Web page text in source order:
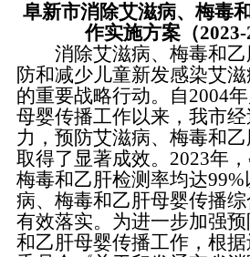
阜新市消除艾滋病、梅毒
作实施方案（2023-
消除艾滋病、梅毒和乙
防和减少儿童新发感染艾
的重要战略行动。自2004
母婴传播工作以来，我市
力，预防艾滋病、梅毒和
取得了显著成效。2023年，
梅毒和乙肝检测率均达
病、梅毒和乙肝母婴传播
有效落实。为进一步加强
和乙肝母婴传播工作，根